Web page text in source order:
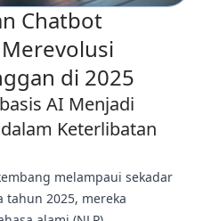
Chatbot
di 2025
AI Menjadi
Keterlibatan
melampaui sekadar
tahun 2025, mereka